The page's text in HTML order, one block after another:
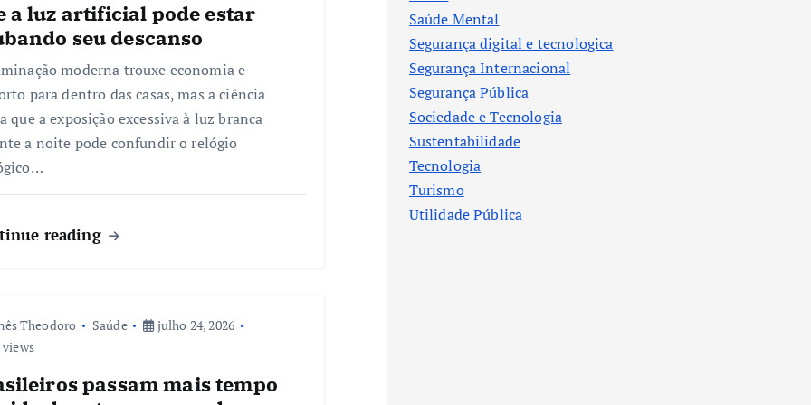
a luz artificial pode estar
seu descanso
moderna trouxe economia e
para dentro das casas, mas a ciência
que a exposição excessiva à luz branca
a noite pode confundir o relógio
reading
Theodoro Saúde
julho 24, 2026
views
passam mais tempo
Saúde Mental
Segurança digital e tecnologica
Segurança Internacional
Segurança Pública
Sociedade e Tecnologia
Sustentabilidade
Tecnologia
Turismo
Utilidade Pública